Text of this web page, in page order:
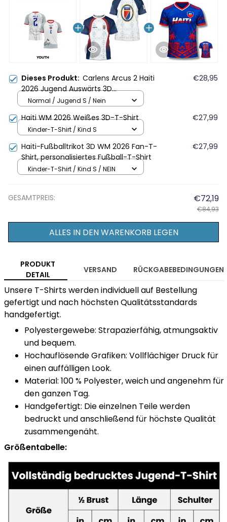
Dieses Produkt: Carlens Arcus 2 Haiti
2026 Jugend Auswärts 3D
Vollbedrucktes T-Shirt - Weiß
€28,95
Normal / Jugend S / Nein
Haiti WM 2026 Weißes 3D-T-Shirt €27,99
Kinder-T-Shirt / Kind S
Haiti-Fußballtrikot 3D WM 2026 Fan-T-
Shirt, personalisiertes Fußball-T-Shirt
€27,99
Kinder-T-Shirt / Kind S / NEIN
GESAMTPREIS: €72,19
€84,93
ALLES IN DEN WARENKORB LEGEN
PRODUKT
DETAIL
VERSAND RÜCKGABEBEDINGUNGEN
Unsere T-Shirts werden individuell auf Bestellung
gefertigt und nach höchsten Qualitätsstandards
handgefertigt.
Polyestergewebe: Strapazierfähig, atmungsaktiv
und bequem.
Hochauflösende Grafiken: Vollflächiger Druck für
einen auffälligen Look.
Material: 100 % Polyester, weich und angenehm für
den ganzen Tag.
Handgefertigt: Die einzelnen Teile werden
bedruckt und anschließend für höchste Qualität
zusammengenäht.
Größentabelle: